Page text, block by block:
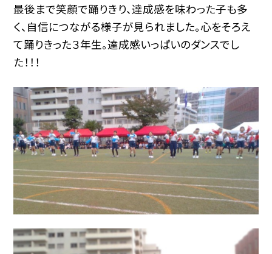
最後まで笑顔で踊りきり、達成感を味わった子も多
く、自信につながる様子が見られました。心をそろえ
て踊りきった３年生。達成感いっぱいのダンスでし
た！！！